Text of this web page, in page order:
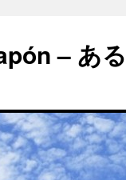
– あ